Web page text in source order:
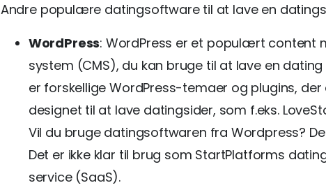
Andre populære datingsoftware til at lave en
WordPress: WordPress er et populært content
system (CMS), du kan bruge til at lave en dating
er forskellige WordPress-temaer og plugins, der
designet til at lave datingsider, som f.eks.
Vil du bruge datingsoftwaren fra Wordpress?
Det er ikke klar til brug som StartPlatforms
service (SaaS).